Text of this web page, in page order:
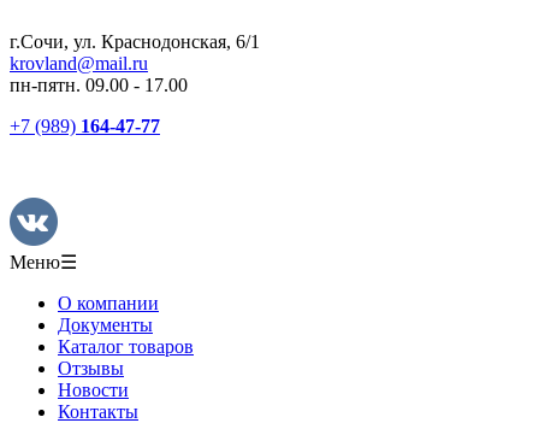
г.Сочи, ул. Краснодонская, 6/1
krovland@mail.ru
пн-пятн. 09.00 - 17.00
+7 (989) 164-47-77
Меню☰
О компании
Документы
Каталог товаров
Отзывы
Новости
Контакты